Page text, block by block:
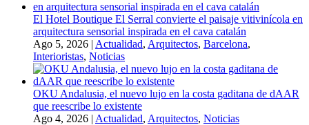
El Hotel Boutique El Serral convierte el paisaje vitivinícola en
arquitectura sensorial inspirada en el cava catalán
Ago 5, 2026 | Actualidad, Arquitectos, Barcelona,
Interioristas, Noticias
OKU Andalusia, el nuevo lujo en la costa gaditana de dAAR
que reescribe lo existente
Ago 4, 2026 | Actualidad, Arquitectos, Noticias